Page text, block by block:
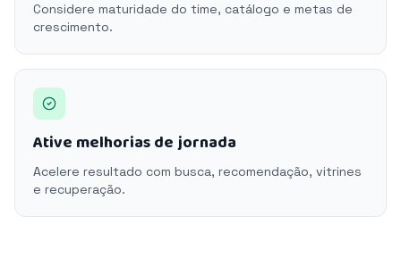
Considere maturidade do time, catálogo e metas de
crescimento.
Ative melhorias de jornada
Acelere resultado com busca, recomendação, vitrines
e recuperação.